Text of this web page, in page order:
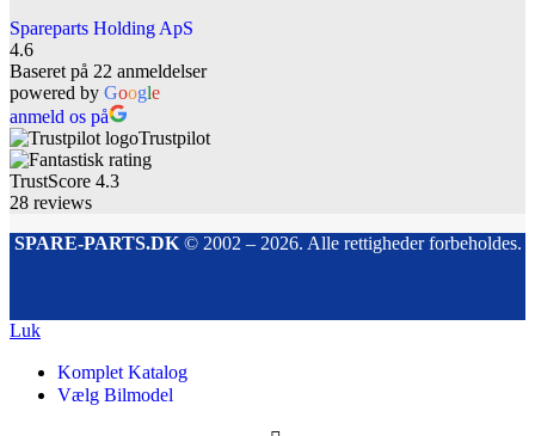
Spareparts Holding ApS
4.6
Baseret på 22 anmeldelser
powered by Google
anmeld os på
Trustpilot
TrustScore 4.3
28 reviews
SPARE-PARTS.DK© 2002 – 2026. Alle rettigheder forbeholdes.
Luk
Komplet Katalog
Vælg Bilmodel